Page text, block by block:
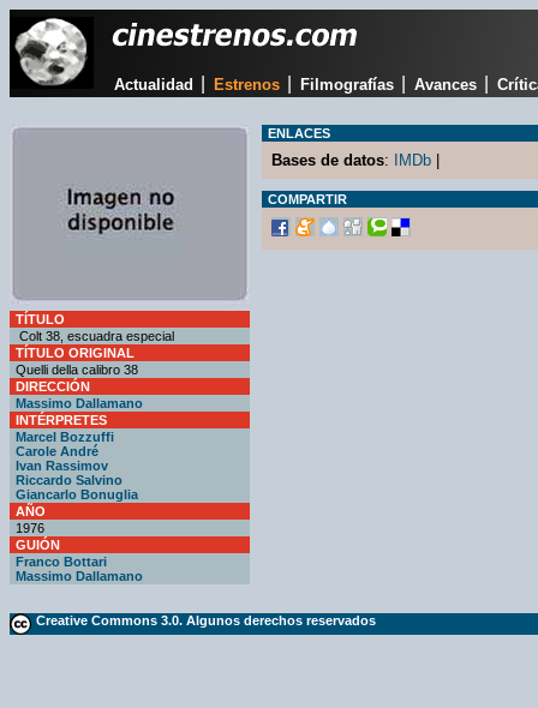
Actualidad Estrenos Filmografías Avances
TÍTULO
Colt 38, escuadra especial
TÍTULO ORIGINAL
Quelli della calibro 38
DIRECCIÓN
Massimo Dallamano
INTÉRPRETES
Marcel Bozzuffi
Carole André
Ivan Rassimov
Riccardo Salvino
Giancarlo Bonuglia
AÑO
1976
GUIÓN
Franco Bottari
Massimo Dallamano
ENLACES
Bases de datos: IMDb
COMPARTIR
Creative Commons 3.0. Algunos derechos reservados